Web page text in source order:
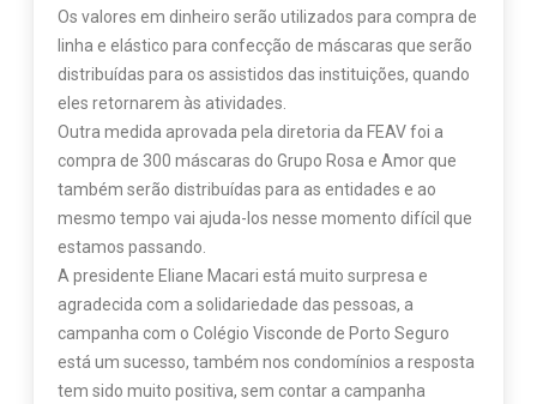
Os valores em dinheiro serão utilizados para compra de
linha e elástico para confecção de máscaras que serão
distribuídas para os assistidos das instituições, quando
eles retornarem às atividades.
Outra medida aprovada pela diretoria da FEAV foi a
compra de 300 máscaras do Grupo Rosa e Amor que
também serão distribuídas para as entidades e ao
mesmo tempo vai ajuda-los nesse momento difícil que
estamos passando.
A presidente Eliane Macari está muito surpresa e
agradecida com a solidariedade das pessoas, a
campanha com o Colégio Visconde de Porto Seguro
está um sucesso, também nos condomínios a resposta
tem sido muito positiva, sem contar a campanha